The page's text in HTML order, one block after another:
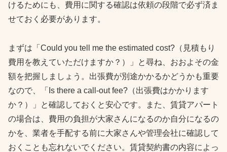
けるためにも、費用に関する確認は依頼の段階で必ず済ま
せておく必要があります。
まずは「Could you tell me the estimated cost?（見積もり
費用を教えていただけますか？）」と尋ね、おおよその金
額を把握しましょう。出張費が別途かかるかどうかも重要
なので、「Is there a call-out fee?（出張費はかかります
か？）」と確認しておくと安心です。また、賃貸アパート
の場合は、費用の負担が大家さんになるのか自分になるの
かを、業者を手配する前に大家さんや管理会社に確認して
おくことも忘れないでください。賃貸契約書の内容によっ